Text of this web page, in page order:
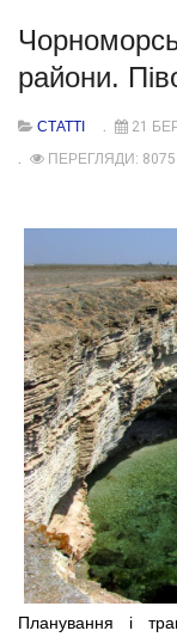
райони.
СТАТТІ
21
ПЕРЕГЛЯДИ: 8075
Планування і